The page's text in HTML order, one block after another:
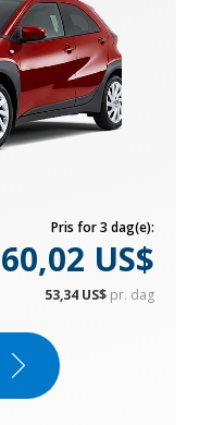
Pris for 3 dag(e):
US$
53,34 US$ pr. dag